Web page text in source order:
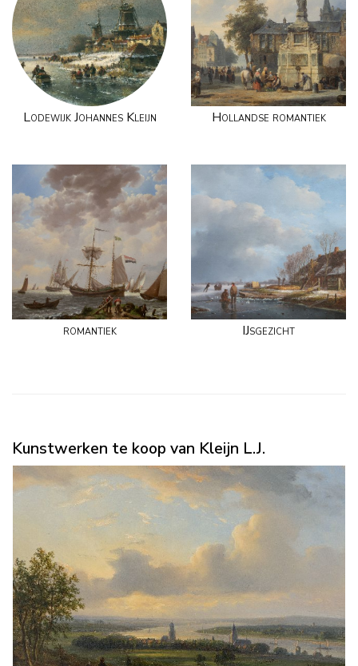
Lodewijk Johannes Kleijn Hollandse romantiek
romantiek IJsgezicht
Kunstwerken te koop van Kleijn L.J.